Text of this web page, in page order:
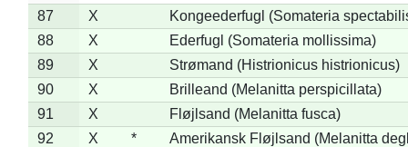
87
X
Kongeederfugl (Somateria
88
X
Ederfugl (Somateria mollissima)
89
X
Strømand (Histrionicus histrionicus)
90
X
Brilleand (Melanitta perspicillata)
91
X
Fløjlsand (Melanitta fusca)
92
X * Amerikansk Fløjlsand (Melanitta